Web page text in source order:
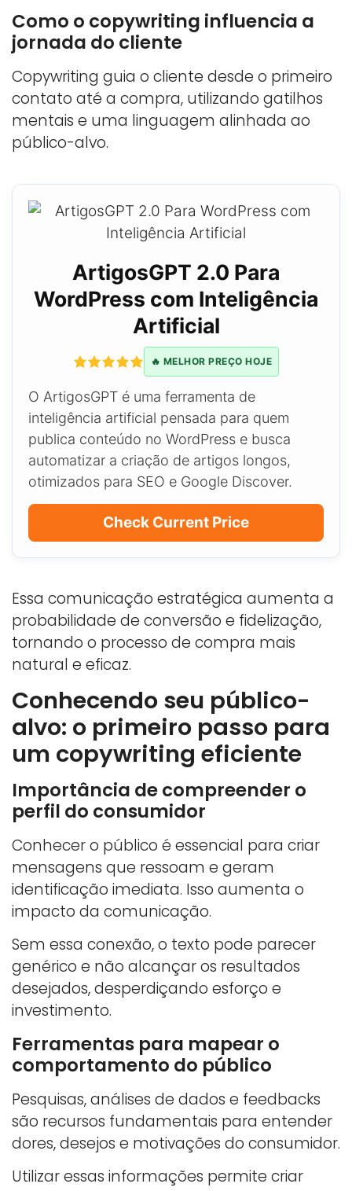
Como o copywriting influencia a
jornada do cliente
Copywriting guia o cliente desde o primeiro
contato até a compra, utilizando gatilhos
mentais e uma linguagem alinhada ao
público-alvo.
ArtigosGPT 2.0 Para
WordPress com Inteligência
Artificial
🔥 MELHOR PREÇO HOJE
O ArtigosGPT é uma ferramenta de
inteligência artificial pensada para quem
publica conteúdo no WordPress e busca
automatizar a criação de artigos longos,
otimizados para SEO e Google Discover.
Check Current Price
Essa comunicação estratégica aumenta a
probabilidade de conversão e fidelização,
tornando o processo de compra mais
natural e eficaz.
Conhecendo seu público-
alvo: o primeiro passo para
um copywriting eficiente
Importância de compreender o
perfil do consumidor
Conhecer o público é essencial para criar
mensagens que ressoam e geram
identificação imediata. Isso aumenta o
impacto da comunicação.
Sem essa conexão, o texto pode parecer
genérico e não alcançar os resultados
desejados, desperdiçando esforço e
investimento.
Ferramentas para mapear o
comportamento do público
Pesquisas, análises de dados e feedbacks
são recursos fundamentais para entender
dores, desejos e motivações do consumidor.
Utilizar essas informações permite criar